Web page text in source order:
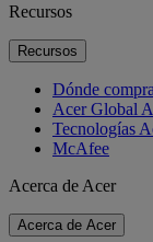
Recursos
Recursos
Dónde
Acer Global
Tecnologías
McAfee
Acerca de Acer
Acerca de Acer